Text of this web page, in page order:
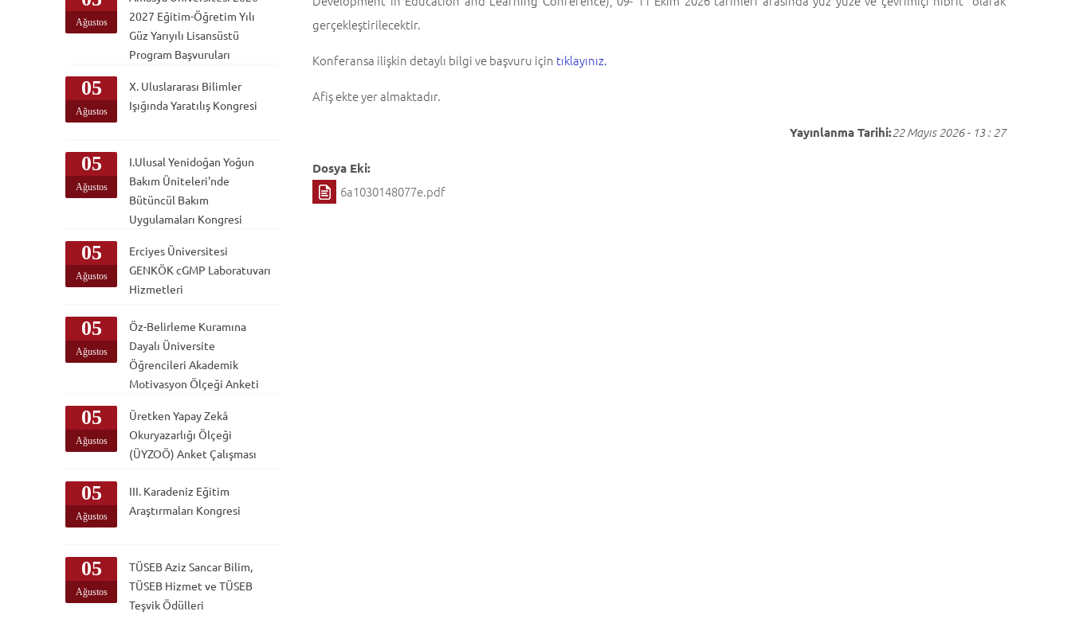
gerçekleştirilecektir.
Konferansa ilişkin detaylı bilgi ve başvuru için tıklayınız.
Afiş ekte yer almaktadır.
Yayınlanma Tarihi:22 Mayıs 2026 - 13 : 27
Dosya Eki:
6a1030148077e.pdf
Ağustos
2027 Eğitim-Öğretim Yılı
Güz Yarıyılı Lisansüstü
Program Başvuruları
05
Ağustos
X. Uluslararası Bilimler
Işığında Yaratılış Kongresi
05
Ağustos
I.Ulusal Yenidoğan Yoğun
Bakım Üniteleri'nde
Bütüncül Bakım
Uygulamaları Kongresi
05
Ağustos
Erciyes Üniversitesi
GENKÖK cGMP Laboratuvarı
Hizmetleri
05
Ağustos
Öz-Belirleme Kuramına
Dayalı Üniversite
Öğrencileri Akademik
Motivasyon Ölçeği Anketi
05
Ağustos
Üretken Yapay Zekâ
Okuryazarlığı Ölçeği
(ÜYZOÖ) Anket Çalışması
05
Ağustos
III. Karadeniz Eğitim
Araştırmaları Kongresi
05
Ağustos
TÜSEB Aziz Sancar Bilim,
TÜSEB Hizmet ve TÜSEB
Teşvik Ödülleri